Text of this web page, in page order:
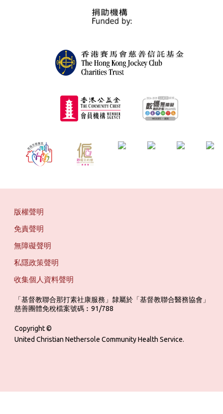
版權聲明
免責聲明
無障礙聲明
私隱政策聲明
收集個人資料聲明
「基督教聯合那打素社康服務」隸屬於「基督教聯合醫務協會」
慈善團體免稅檔案號碼︰91/788
Copyright ©
United Christian Nethersole Community Health Service.